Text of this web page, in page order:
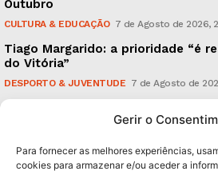
Gerir o
Para fornecer as melhores experiências,
cookies para armazenar e/ou aceder a
Outubro
CULTURA & EDUCAÇÃO 7 de Agosto de 2026,
Tiago Margarido: a prioridade “é
do Vitória”
DESPORTO & JUVENTUDE 7 de Agosto de
caudais e antecipa situações de